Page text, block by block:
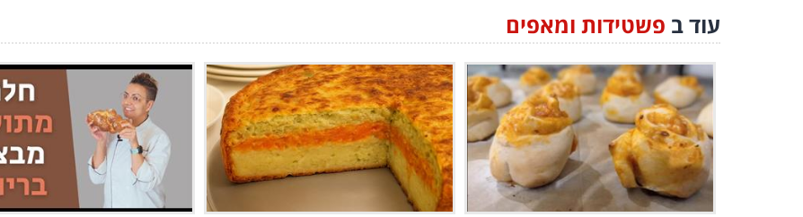
עוד ב פשטידות ומאפים